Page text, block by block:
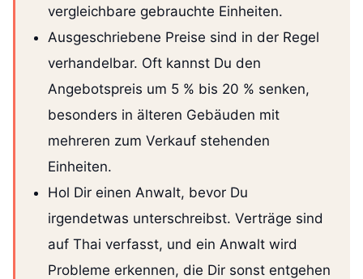
vergleichbare gebrauchte Einheiten.
Ausgeschriebene Preise sind in der Regel
verhandelbar. Oft kannst Du den
Angebotspreis um 5 % bis 20 % senken,
besonders in älteren Gebäuden mit
mehreren zum Verkauf stehenden
Einheiten.
Hol Dir einen Anwalt, bevor Du
irgendetwas unterschreibst. Verträge sind
auf Thai verfasst, und ein Anwalt wird
Probleme erkennen, die Dir sonst entgehen